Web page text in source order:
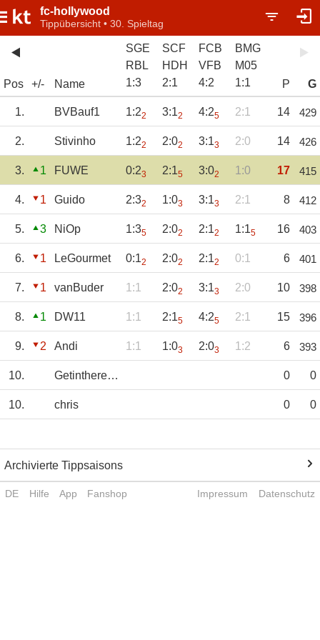
fc-hollywood
Tippübersicht • 30. Spieltag
Pos +/- Name
SGE
RBL
1:3
SCF
HDH
2:1
FCB
VFB
4:2
BMG
M05
1:1 P G
1. BVBauf1 1:22 3:12 4:25 2:1 14 429
2. Stivinho 1:22 2:02 3:13 2:0 14 426
3. 1 FUWE 0:23 2:15 3:02 1:0 17 415
4. 1 Guido 2:32 1:03 3:13 2:1 8 412
5. 3 NiOp 1:35 2:02 2:12 1:15 16 403
6. 1 LeGourmet 0:12 2:02 2:12 0:1 6 401
7. 1 vanBuder 1:1 2:02 3:13 2:0 10 398
8. 1 DW11 1:1 2:15 4:25 2:1 15 396
9. 2 Andi 1:1 1:03 2:03 1:2 6 393
10. GetinthereLewis 0 0
10. chris 0 0
Archivierte Tippsaisons
DE Hilfe App Fanshop Impressum Datenschutz